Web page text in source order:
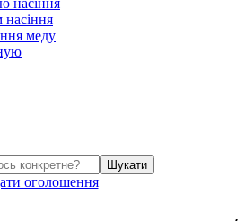
насіння
насіння
меду
Шукати
оголошення